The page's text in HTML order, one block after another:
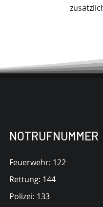
Kontakt
NOTRUFNUMMER
Feuerwehr: 122
Rettung: 144
Polizei: 133